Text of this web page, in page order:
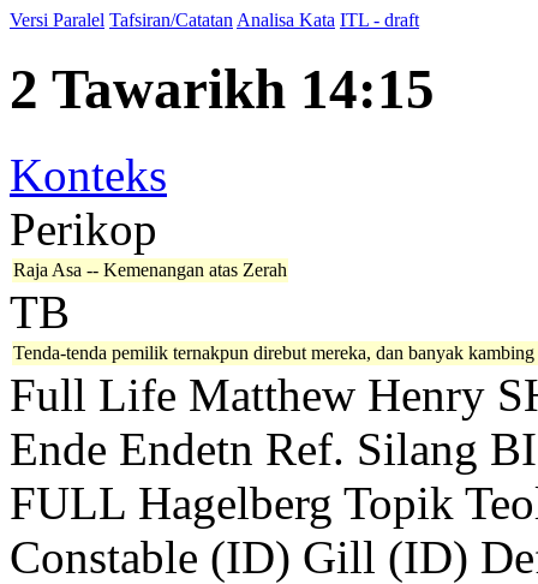
Versi Paralel Tafsiran/Catatan Analisa Kata ITL - draft
2 Tawarikh 14:15
Konteks
Perikop
Raja Asa -- Kemenangan atas Zerah
TB
Tenda-tenda pemilik ternakpun direbut mereka, dan banyak
Full Life Matthew Henry
Ende Endetn Ref. Silang
FULL Hagelberg Topik
Constable (ID) Gill (ID)